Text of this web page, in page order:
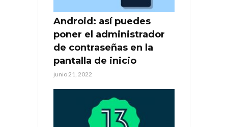
Android: así puedes
poner el administrador
de contraseñas en la
pantalla de inicio
junio 21, 2022